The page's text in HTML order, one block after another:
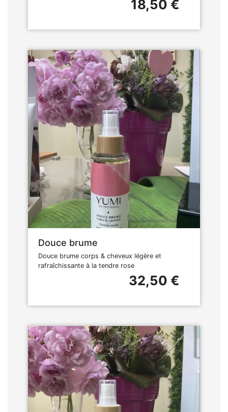
18,50 €
Douce brume
Douce brume corps & cheveux légère et
rafraîchissante à la tendre rose
32,50 €